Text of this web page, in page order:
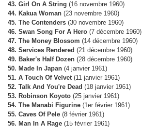
43. Girl On A String (16 novembre 1960)
44. Kakua Woman (23 novembre 1960)
45. The Contenders (30 novembre 1960)
46. Swan Song For A Hero (7 décembre 1960)
47. The Money Blossom (14 décembre 1960)
48. Services Rendered (21 décembre 1960)
49. Baker's Half Dozen (28 décembre 1960)
50. Made In Japan (4 janvier 1961)
51. A Touch Of Velvet (11 janvier 1961)
52. Talk And You're Dead (18 janvier 1961)
53. Robinson Koyoto (25 janvier 1961)
54. The Manabi Figurine (1er février 1961)
55. Caves Of Pele (8 février 1961)
56. Man In A Rage (15 février 1961)